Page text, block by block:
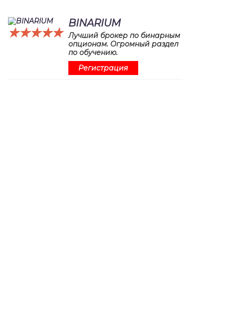
☆☆☆☆☆
★★★★★
BINARIUM
Лучший брокер по бинарным
опционам. Огромный раздел
по обучению.
Регистрация